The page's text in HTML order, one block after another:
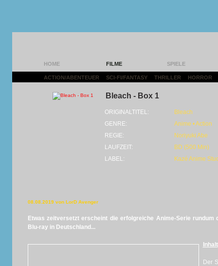
HOME FILME SPIELE
ACTION/ABENTEUER SCI-FI/FANTASY THRILLER HORROR
Bleach - Box 1
ORIGINALTITEL:
Bleach
GENRE:
Anime • Action
REGIE:
Noriyuki Abe
LAUFZEIT:
BD (500 Min)
LABEL:
Kazé Anime
08.08.2019 von LorD Avenger
Etwas zeitversetzt erscheint die erfolgreiche Anime-Serie rundum
Blu-ray in Deutschland...
Inhalt
Der